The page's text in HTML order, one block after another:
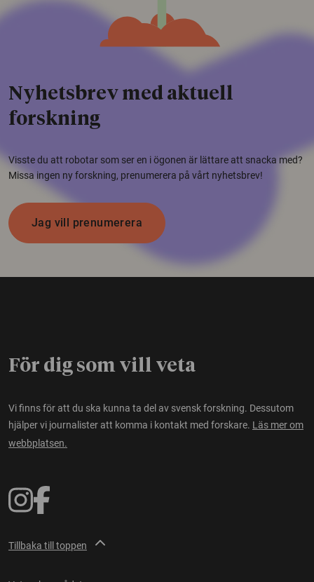
Nyhetsbrev med aktuell
forskning
Visste du att robotar som ser en i ögonen är lättare att snacka med?
Missa ingen ny forskning, prenumerera på vårt nyhetsbrev!
Jag vill prenumerera
För dig som vill veta
Vi finns för att du ska kunna ta del av svensk forskning. Dessutom
hjälper vi journalister att komma i kontakt med forskare. Läs mer om
webbplatsen.
Tillbaka till toppen